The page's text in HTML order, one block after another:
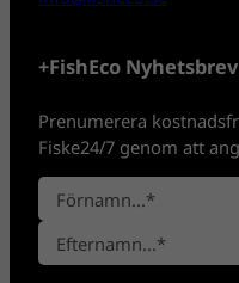
+FishEco
Prenumerera
Fiske24/7 genom att
N
a
n
F
ö